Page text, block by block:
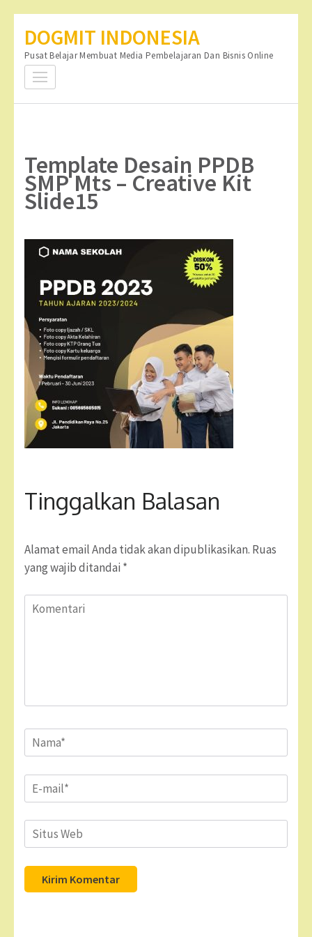
konten
(Tekan
DOGMIT INDONESIA
Pusat Belajar Membuat Media Pembelajaran Dan Bisnis Online
Template Desain PPDB
SMP Mts – Creative Kit
Slide15
Tinggalkan Balasan
Alamat email Anda tidak akan dipublikasikan. Ruas
yang wajib ditandai *
Komentari
Name*
Email*
Situs
Web